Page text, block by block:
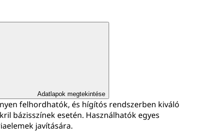
Adatlapok megtekintése
felhordhatók, és hígítós rendszerben kiváló
bázisszínek esetén. Használhatók egyes
javítására.